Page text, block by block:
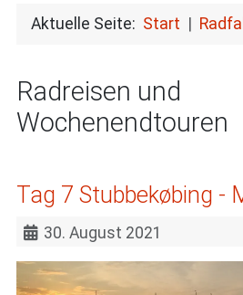
Aktuelle Seite: Start
Radreisen und
Wochenendtouren
Tag 7 Stubbekøbing -
30. August 2021